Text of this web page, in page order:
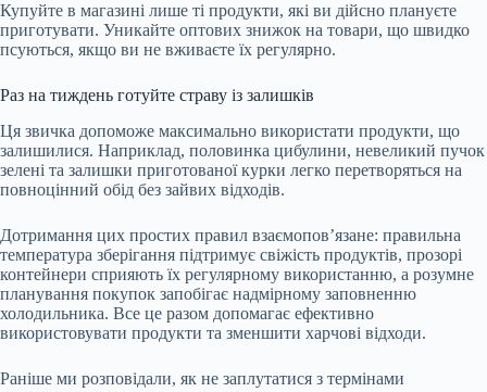
Купуйте в магазині лише ті продукти, які ви дійсно плануєте
приготувати. Уникайте оптових знижок на товари, що швидко
псуються, якщо ви не вживаєте їх регулярно.
Раз на тиждень готуйте страву із залишків
Ця звичка допоможе максимально використати продукти, що
залишилися. Наприклад, половинка цибулини, невеликий пучок
зелені та залишки приготованої курки легко перетворяться на
повноцінний обід без зайвих відходів.
Дотримання цих простих правил взаємопов’язане: правильна
температура зберігання підтримує свіжість продуктів, прозорі
контейнери сприяють їх регулярному використанню, а розумне
планування покупок запобігає надмірному заповненню
холодильника. Все це разом допомагає ефективно
використовувати продукти та зменшити харчові відходи.
Раніше ми розповідали, як не заплутатися з термінами